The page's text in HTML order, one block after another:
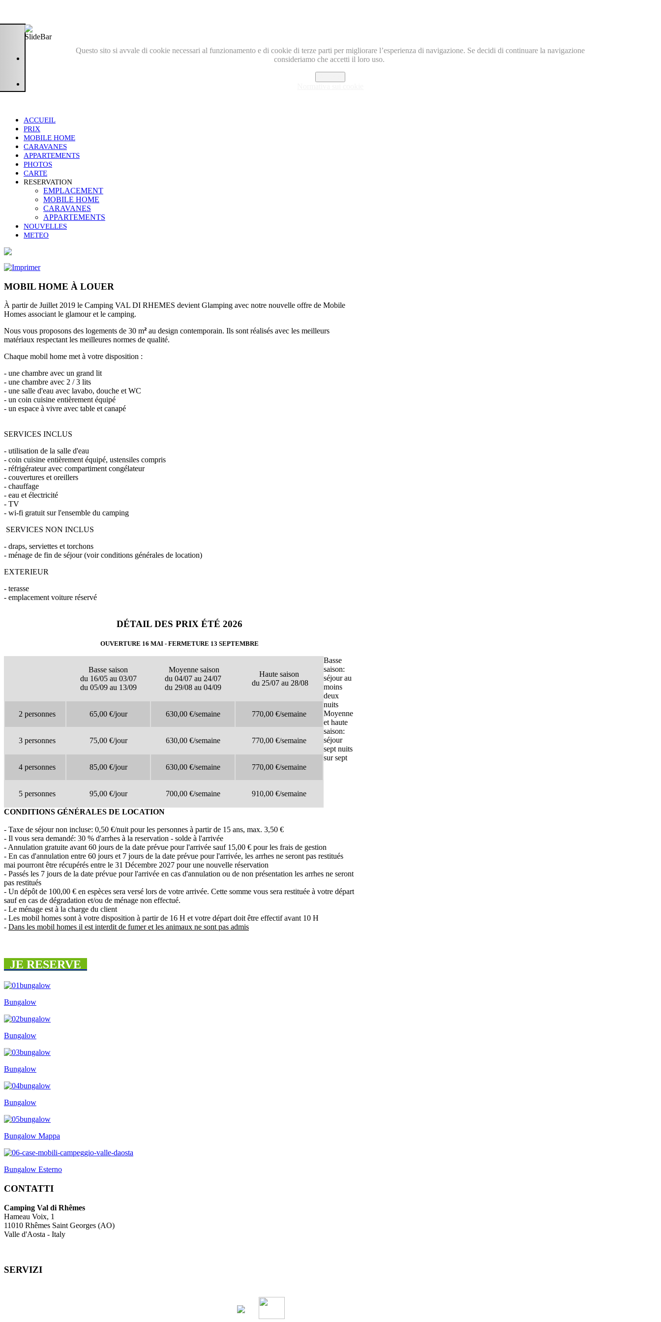
Questo sito si avvale di cookie necessari al funzionamento e di cookie di terze parti per migliorare l’esperienza di navigazione. Se decidi di continuare la navigazione
consideriamo che accetti il loro uso.
ACCUEIL
PRIX
MOBILE HOME
CARAVANES
APPARTEMENTS
PHOTOS
CARTE
RESERVATION
EMPLACEMENT
MOBILE HOME
CARAVANES
APPARTEMENTS
NOUVELLES
METEO
MOBIL HOME À LOUER
À partir de Juillet 2019 le Camping VAL DI RHEMES devient Glamping avec notre nouvelle offre de Mobile
Homes associant le glamour et le camping.
Nous vous proposons des logements de 30 m² au design contemporain. Ils sont réalisés avec les meilleurs
matériaux respectant les meilleures normes de qualité.
Chaque mobil home met à votre disposition :
- une chambre avec un grand lit
- une chambre avec 2 / 3 lits
- une salle d'eau avec lavabo, douche et WC
- un coin cuisine entièrement équipé
- un espace à vivre avec table et canapé
SERVICES INCLUS
- utilisation de la salle d'eau
- coin cuisine entièrement équipé, ustensiles compris
- réfrigérateur avec compartiment congélateur
- couvertures et oreillers
- chauffage
- eau et électricité
- TV
- wi-fi gratuit sur l'ensemble du camping
SERVICES NON INCLUS
- draps, serviettes et torchons
- ménage de fin de séjour (voir conditions générales de location)
EXTERIEUR
- terasse
- emplacement voiture réservé
DÉTAIL DES PRIX ÉTÉ 2026
OUVERTURE 16 MAI - FERMETURE 13 SEPTEMBRE
Basse saison
du 16/05 au 03/07
du 05/09 au 13/09
Moyenne saison
du 04/07 au 24/07
du 29/08 au 04/09
Haute saison
du 25/07 au 28/08
2 personnes 65,00 €/jour 630,00 €/semaine 770,00 €/semaine
3 personnes 75,00 €/jour 630,00 €/semaine 770,00 €/semaine
4 personnes 85,00 €/jour 630,00 €/semaine 770,00 €/semaine
5 personnes 95,00 €/jour 700,00 €/semaine 910,00 €/semaine
Basse
saison:
séjour au
moins
deux
nuits
Moyenne
et haute
saison:
séjour
sept nuits
sur sept
CONDITIONS GÉNÉRALES DE LOCATION
- Taxe de séjour non incluse: 0,50 €/nuit pour les personnes à partir de 15 ans, max. 3,50 €
- Il vous sera demandé: 30 % d'arrhes à la reservation - solde à l'arrivée
- Annulation gratuite avant 60 jours de la date prévue pour l'arrivée sauf 15,00 € pour les frais de gestion
- En cas d'annulation entre 60 jours et 7 jours de la date prévue pour l'arrivée, les arrhes ne seront pas restitués
mai pourront être récupérés entre le 31 Décembre 2027 pour une nouvelle réservation
- Passés les 7 jours de la date prévue pour l'arrivée en cas d'annulation ou de non présentation les arrhes ne seront
pas restitués
- Un dépôt de 100,00 € en espèces sera versé lors de votre arrivée. Cette somme vous sera restituée à votre départ
sauf en cas de dégradation et/ou de ménage non effectué.
- Le ménage est à la charge du client
- Les mobil homes sont à votre disposition à partir de 16 H et votre départ doit être effectif avant 10 H
- Dans les mobil homes il est interdit de fumer et les animaux ne sont pas admis
JE RESERVE
Bungalow
Bungalow
Bungalow
Bungalow
Bungalow Mappa
Bungalow Esterno
CONTATTI
Camping Val di Rhêmes
Hameau Voix, 1
11010 Rhêmes Saint Georges (AO)
Valle d'Aosta - Italy
SERVIZI